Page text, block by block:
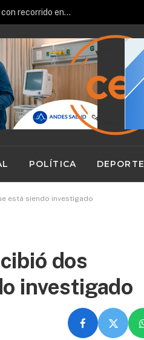
Futuros técnicos loínos fortalecen su aprendizaje con recorrido en terreno por Minera El Abra
POLÍTICA DEPORTE
está siendo investigado
dos
investigado